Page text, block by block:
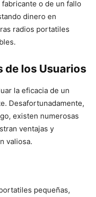
o de un fallo
dinero en
radios portatiles
de los Usuarios
la eficacia de un
Desafortunadamente,
existen numerosas
ventajas y
valiosa.
pequeñas,